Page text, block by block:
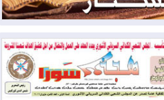
ترامب: الولايات المتحدة
تعلقان شن ضربات على إيران
تقرير: الولايات المتحدة تسحب
الدفاعية من أربيل